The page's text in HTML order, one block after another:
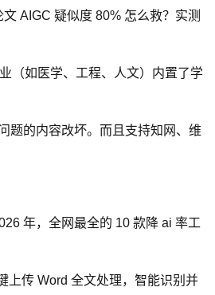
AIGC 疑似度 80% 怎么救？实测
（如医学、工程、人文）内置了学
题的内容改坏。而且支持知网、维
年，全网最全的 10 款降 ai 率工
上传 Word 全文处理，智能识别并